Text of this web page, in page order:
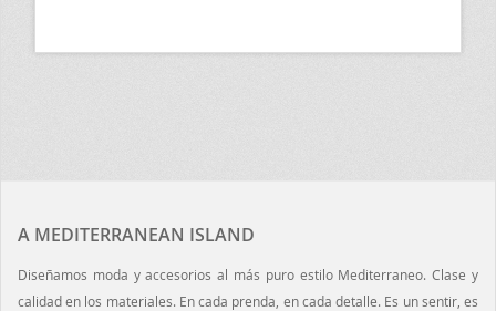
A MEDITERRANEAN ISLAND
Diseñamos moda y accesorios al más puro estilo Mediterraneo. Clase y
calidad en los materiales. En cada prenda, en cada detalle. Es un sentir, es